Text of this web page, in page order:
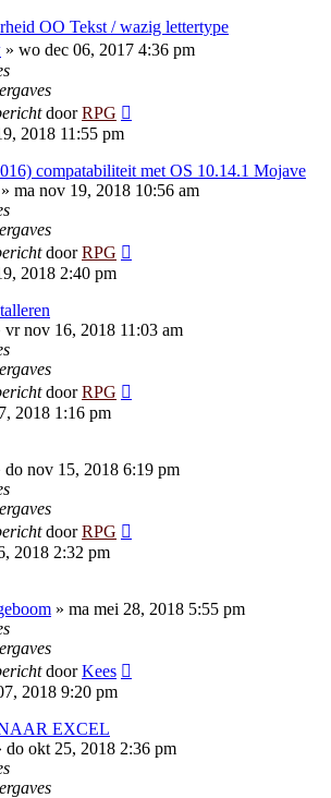
OO Tekst / wazig lettertype
» wo dec 06, 2017 4:36 pm
doorRPG
2018 11:55 pm
compatabiliteit met OS 10.14.1 Mojave
ma nov 19, 2018 10:56 am
doorRPG
2018 2:40 pm
vr nov 16, 2018 11:03 am
doorRPG
2018 1:16 pm
do nov 15, 2018 6:19 pm
doorRPG
2018 2:32 pm
» ma mei 28, 2018 5:55 pm
doorKees
2018 9:20 pm
EXCEL
do okt 25, 2018 2:36 pm